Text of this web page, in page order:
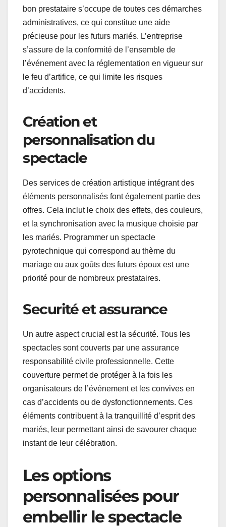
bon prestataire s’occupe de toutes ces démarches
administratives, ce qui constitue une aide
précieuse pour les futurs mariés. L’entreprise
s’assure de la conformité de l’ensemble de
l’événement avec la réglementation en vigueur sur
le feu d’artifice, ce qui limite les risques
d’accidents.
Création et
personnalisation du
spectacle
Des services de création artistique intégrant des
éléments personnalisés font également partie des
offres. Cela inclut le choix des effets, des couleurs,
et la synchronisation avec la musique choisie par
les mariés. Programmer un spectacle
pyrotechnique qui correspond au thème du
mariage ou aux goûts des futurs époux est une
priorité pour de nombreux prestataires.
Securité et assurance
Un autre aspect crucial est la sécurité. Tous les
spectacles sont couverts par une assurance
responsabilité civile professionnelle. Cette
couverture permet de protéger à la fois les
organisateurs de l’événement et les convives en
cas d’accidents ou de dysfonctionnements. Ces
éléments contribuent à la tranquillité d’esprit des
mariés, leur permettant ainsi de savourer chaque
instant de leur célébration.
Les options
personnalisées pour
embellir le spectacle